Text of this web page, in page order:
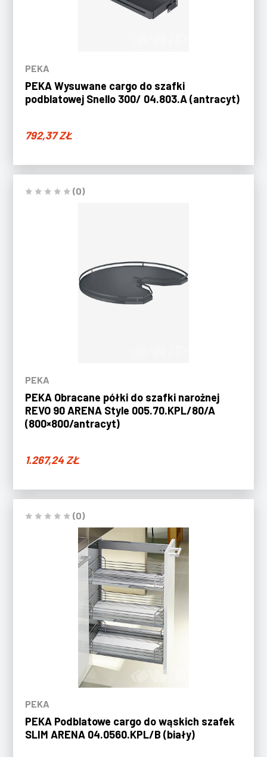
PEKA
PEKA Wysuwane cargo do szafki
podblatowej Snello 300/ 04.803.A (antracyt)
792,37ZŁ
(0)
PEKA
PEKA Obracane półki do szafki narożnej
REVO 90 ARENA Style 005.70.KPL/80/A
(800×800/antracyt)
1.267,24ZŁ
(0)
PEKA
PEKA Podblatowe cargo do wąskich szafek
SLIM ARENA 04.0560.KPL/B (biały)